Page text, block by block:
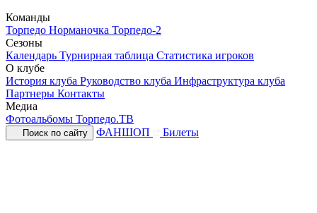
Команды
Торпедо Норманочка Торпедо-2
Сезоны
Календарь Турнирная таблица Статистика игроков
О клубе
История клуба Руководство клуба Инфраструктура клуба
Партнеры Контакты
Медиа
Фотоальбомы Торпедо.ТВ
Поиск по сайту ФАНШОП Билеты